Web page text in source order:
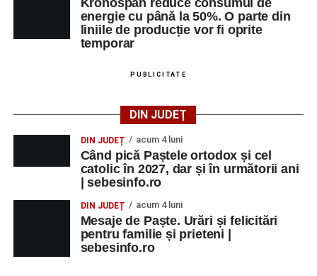
energie cu până la 50%. O parte din
liniile de producție vor fi oprite
temporar
PUBLICITATE
DIN JUDEȚ
DIN JUDEȚ acum 4 luni
Când pică Paștele ortodox și cel
catolic în 2027, dar și în următorii ani
| sebesinfo.ro
DIN JUDEȚ acum 4 luni
Mesaje de Paște. Urări și felicitări
pentru familie și prieteni |
sebesinfo.ro